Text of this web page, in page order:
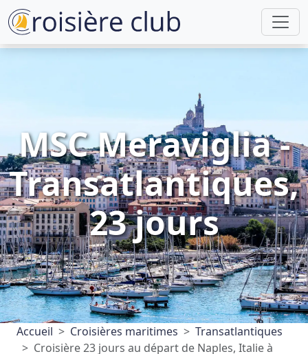
MSC Meraviglia -
Transatlantiques,
23 jours
Accueil Croisières maritimes
Transatlantiques
Croisière 23 jours au départ de Naples, Italie à